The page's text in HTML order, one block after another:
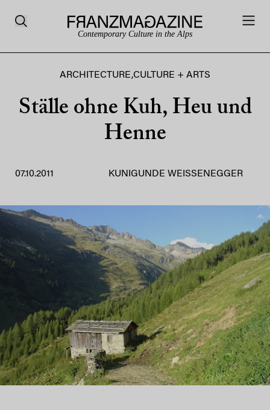
Contemporary Culture in the Alps
ARCHITECTURE,CULTURE + ARTS
Ställe ohne Kuh, Heu und
Henne
07.10.2011 KUNIGUNDE WEISSENEGGER